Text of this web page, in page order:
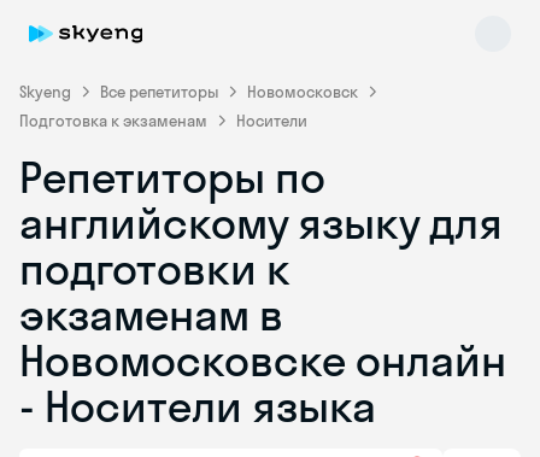
Skyeng Все репетиторы
Новомосковск
Подготовка к экзаменам
Носители
Репетиторы по
английскому языку для
подготовки к
экзаменам в
Новомосковске онлайн
- Носители языка
Skyeng Chat